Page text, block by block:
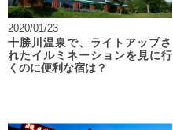
2020/01/23
十勝川温泉で、ライトアップさ
れたイルミネーションを見に行
くのに便利な宿は？